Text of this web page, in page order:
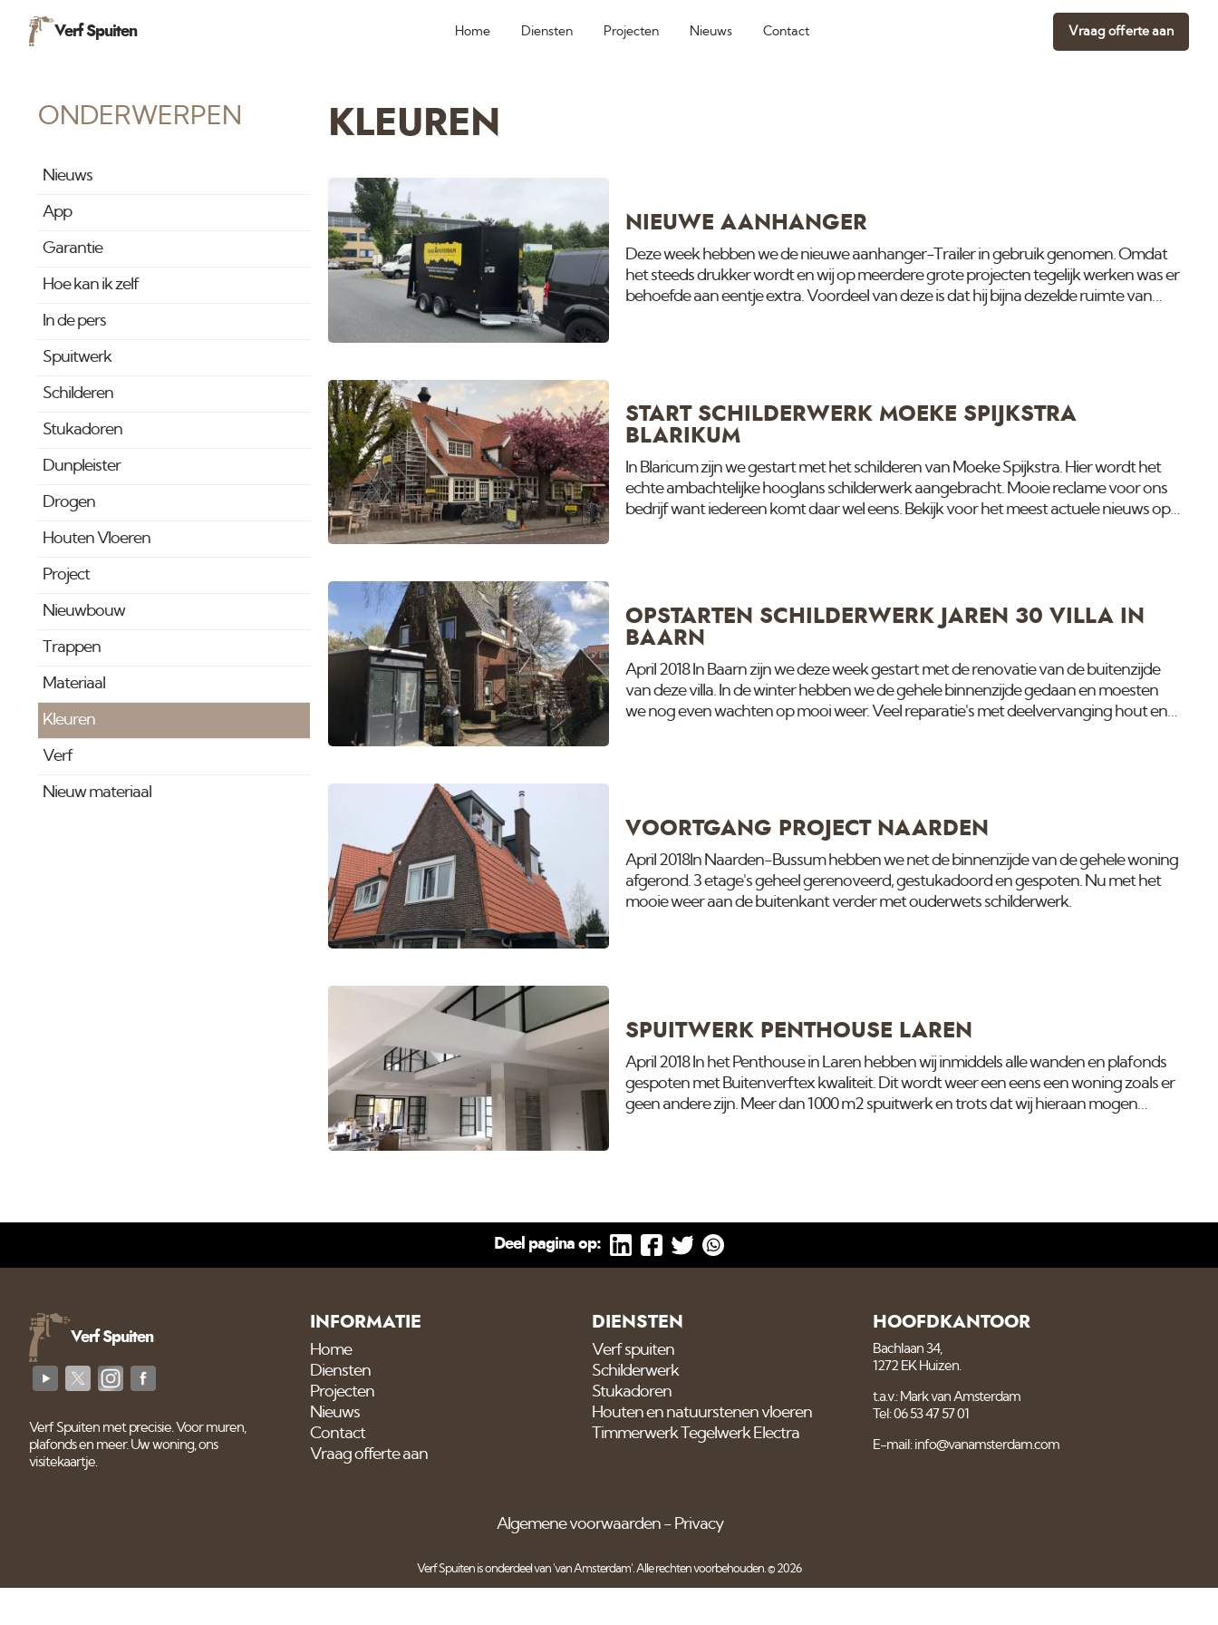
Verf Spuiten Home Diensten Projecten Nieuws Contact Vraag offerte aan
ONDERWERPEN
Nieuws
App
Garantie
Hoe kan ik zelf
In de pers
Spuitwerk
Schilderen
Stukadoren
Dunpleister
Drogen
Houten Vloeren
Project
Nieuwbouw
Trappen
Materiaal
Kleuren
Verf
Nieuw materiaal
KLEUREN
NIEUWE AANHANGER
Deze week hebben we de nieuwe aanhanger-Trailer in gebruik genomen. Omdat
het steeds drukker wordt en wij op meerdere grote projecten tegelijk werken was er
behoefde aan eentje extra. Voordeel van deze is dat hij bijna dezelde ruimte van
START SCHILDERWERK MOEKE SPIJKSTRA
BLARIKUM
In Blaricum zijn we gestart met het schilderen van Moeke Spijkstra. Hier wordt het
echte ambachtelijke hooglans schilderwerk aangebracht. Mooie reclame voor ons
bedrijf want iedereen komt daar wel eens. Bekijk voor het meest actuele nieuws op
OPSTARTEN SCHILDERWERK JAREN 30 VILLA IN
BAARN
April 2018 In Baarn zijn we deze week gestart met de renovatie van de buitenzijde
van deze villa. In de winter hebben we de gehele binnenzijde gedaan en moesten
we nog even wachten op mooi weer. Veel reparatie's met deelvervanging hout en
VOORTGANG PROJECT NAARDEN
April 2018In Naarden-Bussum hebben we net de binnenzijde van de gehele woning
afgerond. 3 etage's geheel gerenoveerd, gestukadoord en gespoten. Nu met het
mooie weer aan de buitenkant verder met ouderwets schilderwerk.
SPUITWERK PENTHOUSE LAREN
April 2018 In het Penthouse in Laren hebben wij inmiddels alle wanden en plafonds
gespoten met Buitenverftex kwaliteit. Dit wordt weer een eens een woning zoals er
geen andere zijn. Meer dan 1000 m2 spuitwerk en trots dat wij hieraan mogen
Deel pagina op:
Verf Spuiten
Verf Spuiten met precisie. Voor muren,
plafonds en meer. Uw woning, ons
visitekaartje.
INFORMATIE
Home
Diensten
Projecten
Nieuws
Contact
Vraag offerte aan
DIENSTEN
Verf spuiten
Schilderwerk
Stukadoren
Houten en natuurstenen vloeren
Timmerwerk Tegelwerk Electra
HOOFDKANTOOR
Bachlaan 34,
1272 EK Huizen.
t.a.v.: Mark van Amsterdam
Tel: 06 53 47 57 01
E-mail: info@vanamsterdam.com
Algemene voorwaarden Privacy
Verf Spuiten is onderdeel van 'van Amsterdam' . Alle rechten voorbehouden. © 2026